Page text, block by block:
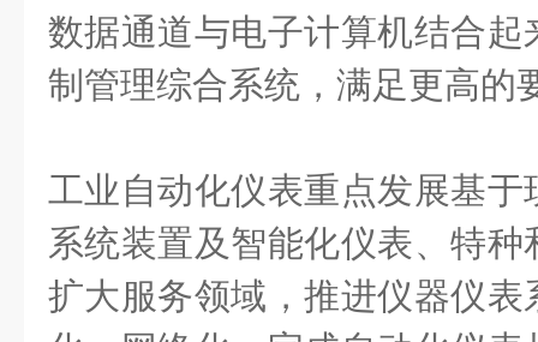
数据通道与电子计算机结合
制管理综合系统，满足更高的
工业自动化仪表重点发展基
系统装置及智能化仪表、特
扩大服务领域，推进仪器仪